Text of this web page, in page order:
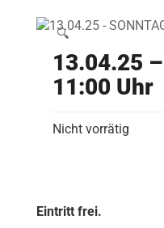
🔍
13.04.25
11:00 Uhr
Nicht vorrätig
Eintritt frei.